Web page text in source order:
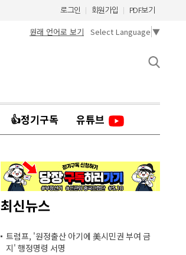
로그인 회원가입 PDF보기
원래 언어로 보기 Select Language ▼
👍정기구독 유튜브
최신뉴스
트럼프, '원정출산 아기에 美시민권 부여 금
지' 행정명령 서명